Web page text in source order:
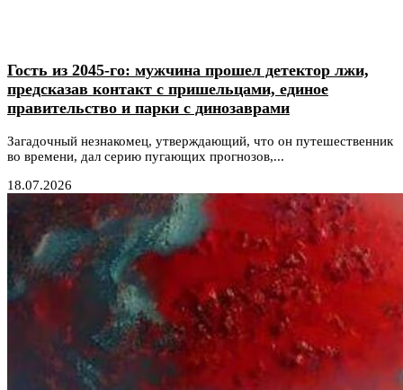
Гость из 2045-го: мужчина прошел детектор лжи,
предсказав контакт с пришельцами, единое
правительство и парки с динозаврами
Загадочный незнакомец, утверждающий, что он путешественник
во времени, дал серию пугающих прогнозов,...
18.07.2026